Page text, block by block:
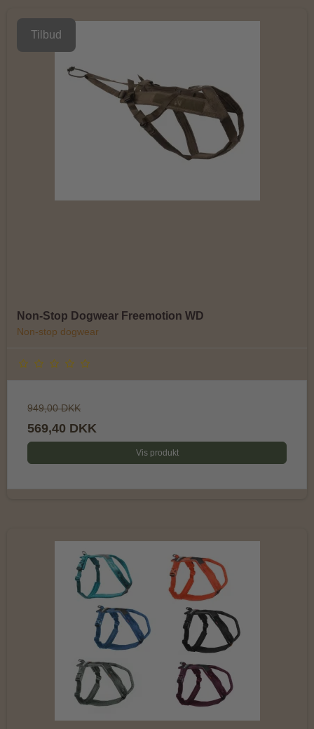
Tilbud
Non-Stop Dogwear Freemotion WD
Non-stop dogwear
949,00 DKK
569,40 DKK
Vis produkt